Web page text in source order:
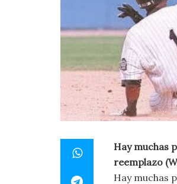
Hay muchas
reemplazo
Hay muchas